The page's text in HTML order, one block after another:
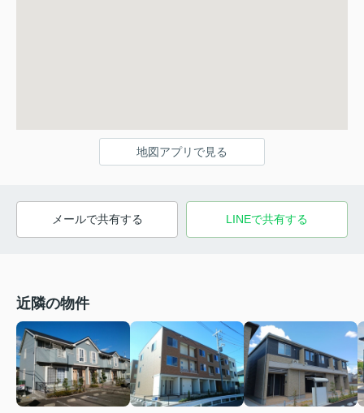
地図アプリで見る
メールで共有する LINEで共有する
近隣の物件